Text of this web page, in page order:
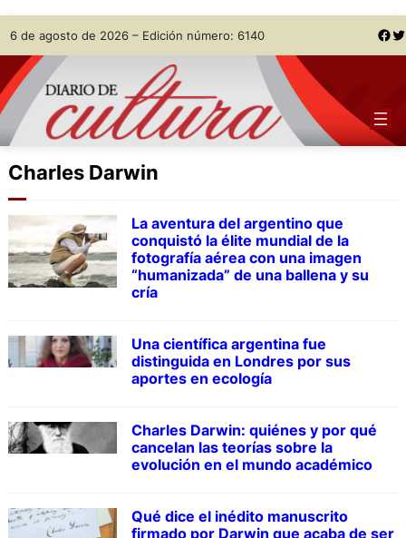
Skip
to
content
6 de agosto de 2026 – Edición número: 6140 Facebook Twitter
Charles Darwin
La aventura del argentino que
conquistó la élite mundial de la
fotografía aérea con una imagen
“humanizada” de una ballena y su
cría
Una científica argentina fue
distinguida en Londres por sus
aportes en ecología
Charles Darwin: quiénes y por qué
cancelan las teorías sobre la
evolución en el mundo académico
Qué dice el inédito manuscrito
firmado por Darwin que acaba de ser